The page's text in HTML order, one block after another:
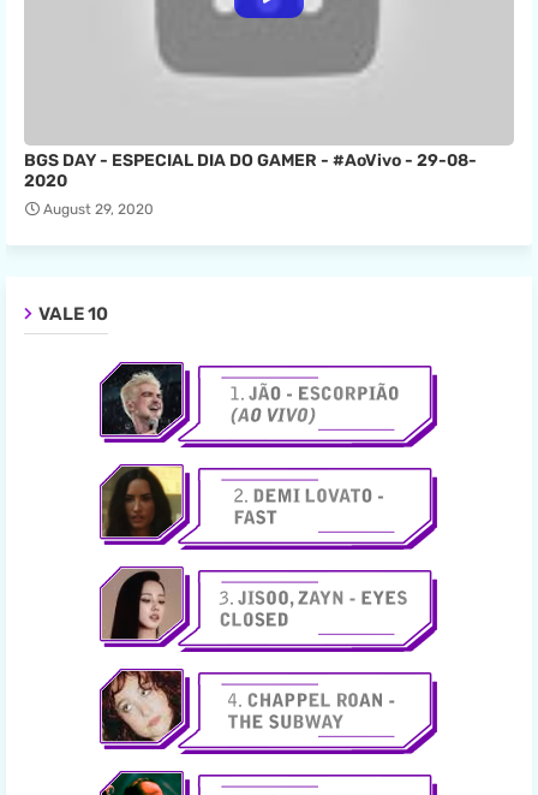
BGS DAY - ESPECIAL DIA DO GAMER - #AoVivo - 29-08-
2020
August 29, 2020
VALE 10